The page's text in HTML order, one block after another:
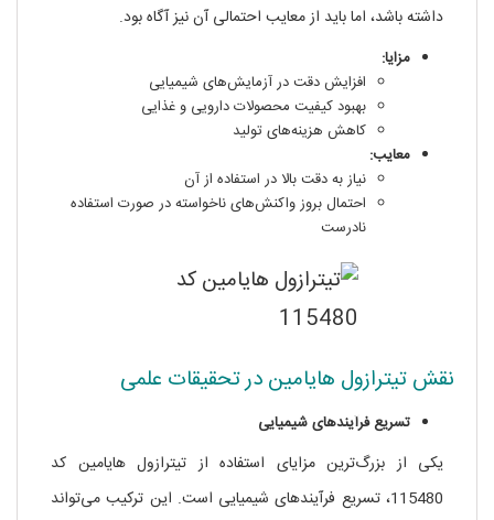
داشته باشد، اما باید از معایب احتمالی آن نیز آگاه بود.
مزایا:
افزایش دقت در آزمایش‌های شیمیایی
بهبود کیفیت محصولات دارویی و غذایی
کاهش هزینه‌های تولید
معایب:
نیاز به دقت بالا در استفاده از آن
احتمال بروز واکنش‌های ناخواسته در صورت استفاده
نادرست
نقش تیترازول هایامین در تحقیقات علمی
تسریع فرآیندهای شیمیایی
یکی از بزرگ‌ترین مزایای استفاده از تیترازول هایامین کد
115480، تسریع فرآیندهای شیمیایی است. این ترکیب می‌تواند